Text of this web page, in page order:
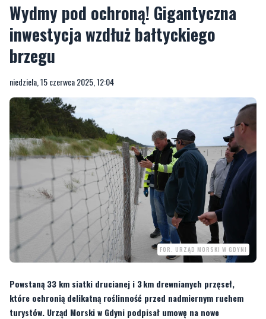
Wydmy pod ochroną! Gigantyczna
inwestycja wzdłuż bałtyckiego
brzegu
niedziela, 15 czerwca 2025, 12:04
FOR. URZĄD MORSKI W GDYNI
Powstaną 33 km siatki drucianej i 3 km drewnianych przęseł,
które ochronią delikatną roślinność przed nadmiernym ruchem
turystów. Urząd Morski w Gdyni podpisał umowę na nowe